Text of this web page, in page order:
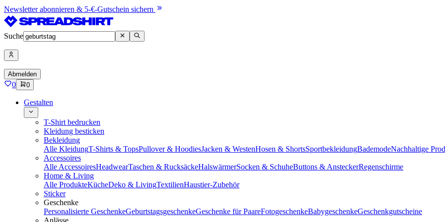
Newsletter abonnieren & 5-€-Gutschein sichern
Suche
Abmelden
0 0
Gestalten
T-Shirt bedrucken
Kleidung besticken
Bekleidung
Alle KleidungT-Shirts & TopsPullover & HoodiesJacken & WestenHosen & ShortsSportbekleidungBademodeNachhaltige
Accessoires
Alle AccessoiresHeadwearTaschen & RucksäckeHalswärmerSocken & SchuheButtons & AnsteckerRegenschirme
Home & Living
Alle ProdukteKücheDeko & LivingTextilienHaustier-Zubehör
Sticker
Geschenke
Personalisierte GeschenkeGeburtstagsgeschenkeGeschenke für PaareFotogeschenkeBabygeschenkeGeschenkgutscheine